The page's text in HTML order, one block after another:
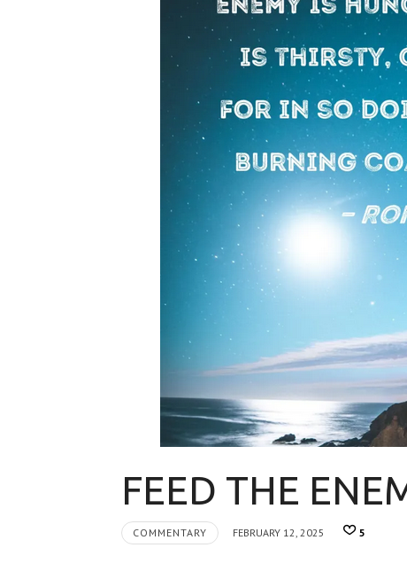
FEED THE
COMMENTARY FEBRUARY 12, 2025 5